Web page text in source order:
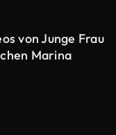
von Junge Frau
Marina